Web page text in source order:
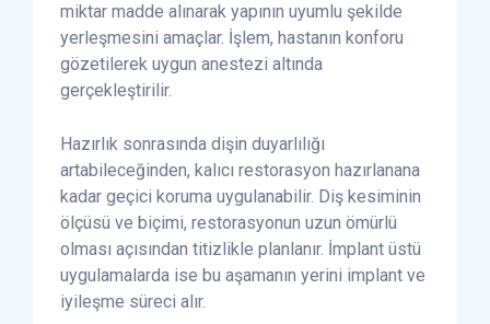
miktar madde alınarak yapının uyumlu şekilde
yerleşmesini amaçlar. İşlem, hastanın konforu
gözetilerek uygun anestezi altında
gerçekleştirilir.
Hazırlık sonrasında dişin duyarlılığı
artabileceğinden, kalıcı restorasyon hazırlanana
kadar geçici koruma uygulanabilir. Diş kesiminin
ölçüsü ve biçimi, restorasyonun uzun ömürlü
olması açısından titizlikle planlanır. İmplant üstü
uygulamalarda ise bu aşamanın yerini implant ve
iyileşme süreci alır.